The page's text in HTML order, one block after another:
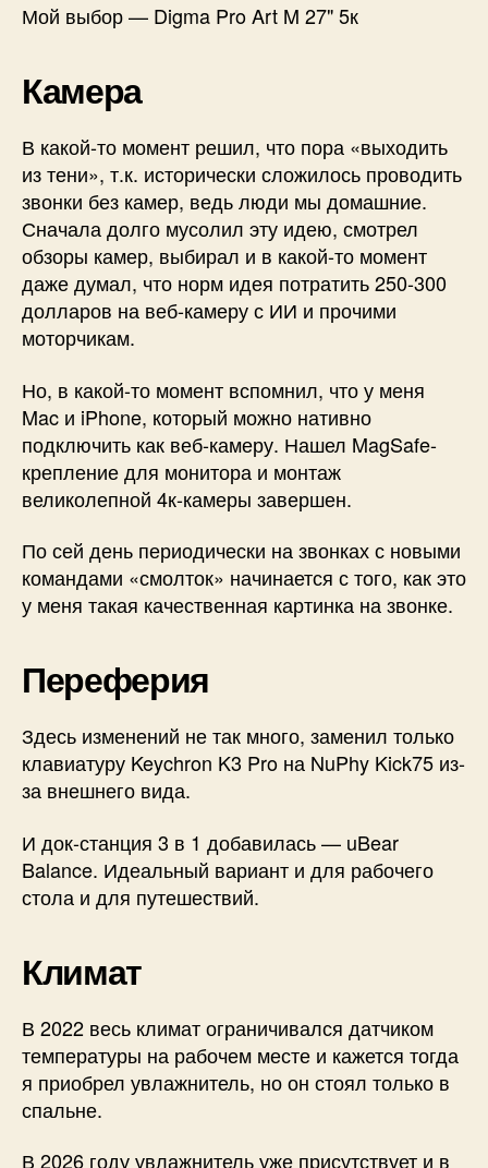
Мой выбор — Digma Pro Art M 27" 5к
Камера
В какой-то момент решил, что пора «выходить
из тени», т.к. исторически сложилось проводить
звонки без камер, ведь люди мы домашние.
Сначала долго мусолил эту идею, смотрел
обзоры камер, выбирал и в какой-то момент
даже думал, что норм идея потратить 250-300
долларов на веб-камеру с ИИ и прочими
моторчикам.
Но, в какой-то момент вспомнил, что у меня
Mac и iPhone, который можно нативно
подключить как веб-камеру. Нашел MagSafe-
крепление для монитора и монтаж
великолепной 4к-камеры завершен.
По сей день периодически на звонках с новыми
командами «смолток» начинается с того, как это
у меня такая качественная картинка на звонке.
Переферия
Здесь изменений не так много, заменил только
клавиатуру Keychron K3 Pro на NuPhy Kick75 из-
за внешнего вида.
И док-станция 3 в 1 добавилась — uBear
Balance. Идеальный вариант и для рабочего
стола и для путешествий.
Климат
В 2022 весь климат ограничивался датчиком
температуры на рабочем месте и кажется тогда
я приобрел увлажнитель, но он стоял только в
спальне.
В 2026 году увлажнитель уже присутствует и в